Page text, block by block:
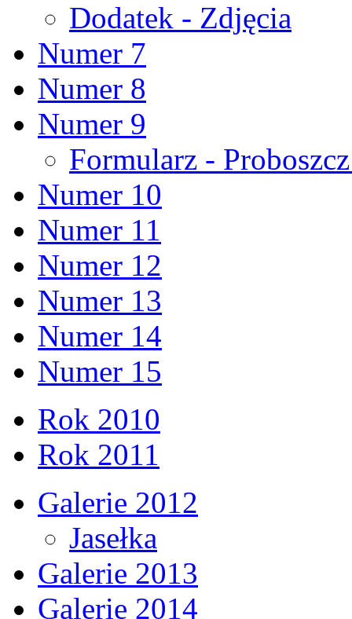
Dodatek - Zdjęcia
Numer 7
Numer 8
Numer 9
Formularz -
Numer 10
Numer 11
Numer 12
Numer 13
Numer 14
Numer 15
Rok 2010
Rok 2011
Galerie 2012
Jasełka
Galerie 2013
Galerie 2014